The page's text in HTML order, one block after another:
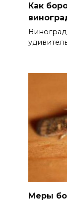
Как
Меры